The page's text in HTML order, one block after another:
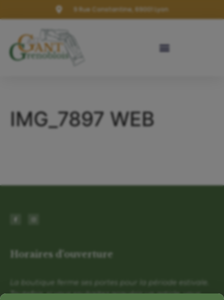
9 Rue Constantine, 69001 Lyon
IMG_7897 WEB
Horaires d'ouverture
La boutique ferme ses portes pour la période estivale.
Toutefois, si vous souhaitez acquérir un article, vous